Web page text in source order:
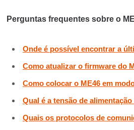
Perguntas frequentes sobre o
Onde é possível encontrar a
Como atualizar o firmware do
Como colocar o ME46 em
Qual é a tensão de
Quais os protocolos de